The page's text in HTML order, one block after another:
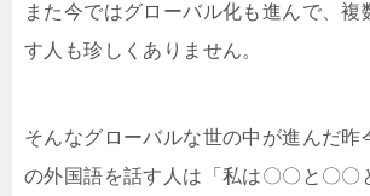
また今ではグローバル化も進んで、複
す人も珍しくありません。
そんなグローバルな世の中が進んだ昨
の外国語を話す人は「私は〇〇と〇〇